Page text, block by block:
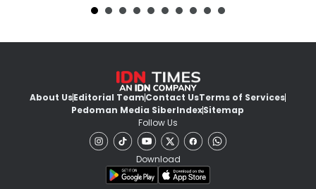
About UsEditorial TeamContact UsTerms of Services
Pedoman Media SiberIndexSitemap
Follow Us
Download